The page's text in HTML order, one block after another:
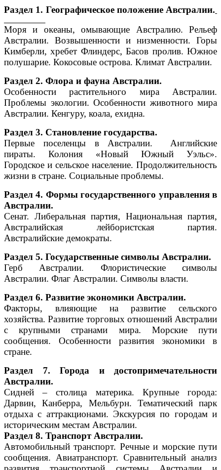
Раздел 1. Географическое положение Австралии.
Моря и океаны, омывающие Австралию. Рельеф
Австралии. Возвышенности и низменности. Горы
Кимберли, хребет Флиндерс, Басов пролив. Южное
полушарие. Кокосовые острова. Климат Австралии.
Раздел 2. Флора и фауна Австралии.
Особенности растительного мира Австралии.
Проблемы экологии. Особенности животного мира
Австралии. Кенгуру, коала, ехидна.
Раздел 3. Становление государства.
Первые поселенцы в Австралии. Английские
пираты. Колония «Новый Южный Уэльс».
Городское и сельское население. Продолжительность
жизни в стране. Социальные проблемы.
Раздел 4. Формы государственного управления в
Австралии.
Сенат. Либеральная партия, Национальная партия,
Австралийская лейбористская партия.
Австралийские демократы.
Раздел 5. Государственные символы Австралии.
Герб Австралии. Флористические символы
Австралии. Флаг Австралии. Символы власти.
Раздел 6. Развитие экономики Австралии.
Факторы, влияющие на развитие сельского
хозяйства. Развитие торговых отношений Австралии
с крупными странами мира. Морские пути
сообщения. Особенности развития экономики в
стране.
Раздел 7. Города и достопримечательности
Австралии.
Сидней – столица материка. Крупные города:
Дарвин, Канберра, Мельбурн. Тематический парк
отдыха с аттракционами. Экскурсия по городам и
историческим местам Австралии.
Раздел 8. Транспорт Австралии.
Автомобильный транспорт. Речные и морские пути
сообщения. Авиатранспорт. Сравнительный анализ